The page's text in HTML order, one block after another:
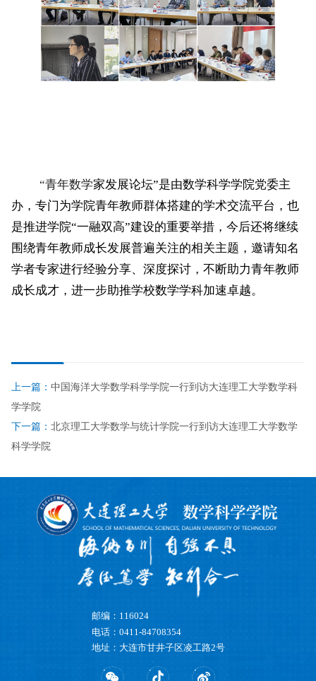
“青年数学家发展论坛”是由数学科学学院党委主
办，专门为学院青年教师群体搭建的学术交流平台，也
是推进学院“一融双高”建设的重要举措，今后还将继续
围绕青年教师成长发展普遍关注的相关主题，邀请知名
学者专家进行经验分享、深度探讨，不断助力青年教师
成长成才，进一步助推学校数学学科加速卓越。
上一篇： 中国海洋大学数学科学学院一行到访大连理工大学数学科
学学院
下一篇： 北京理工大学数学与统计学院一行到访大连理工大学数学
科学学院
邮编：116024
电话：0411-84708354
地址：大连市甘井子区凌工路2号